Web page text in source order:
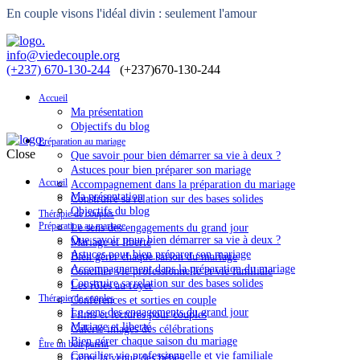
En couple visons l'idéal divin : seulement l'amour
info@viedecouple.org
(+237) 670-130-244
Accueil
Ma présentation
Objectifs du blog
Préparation au mariage
Que savoir pour bien démarrer sa vie à deux ?
Astuces pour bien préparer son mariage
Accompagnement dans la préparation du mariage
Construire sa relation sur des bases solides
Thérapie de couples
Le sens des engagements du grand jour
Mariage et liberté
Bien gérer chaque saison du mariage
Concilier vie professionnelle et vie familiale
Les rôles au foyer
Conférences et sorties en couple
Films et lectures pour couples
Galerie images des célébrations
Être un bon parent
Close
Accueil
Ma présentation
Objectifs du blog
Préparation au mariage
Que savoir pour bien démarrer sa vie à deux ?
Astuces pour bien préparer son mariage
Accompagnement dans la préparation du mariage
Construire sa relation sur des bases solides
Thérapie de couples
Le sens des engagements du grand jour
Mariage et liberté
Bien gérer chaque saison du mariage
Concilier vie professionnelle et vie familiale